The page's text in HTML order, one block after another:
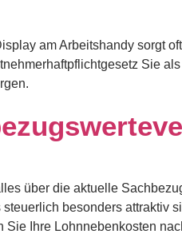
am Arbeitshandy sorgt
Sie
über die aktuelle
steuerlich besonders attraktiv
Sie Ihre Lohnnebenkosten